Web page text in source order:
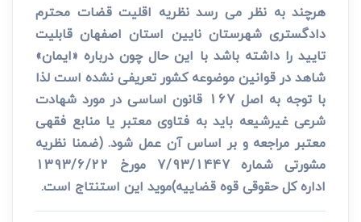
هرچند به نظر می رسد نظریه اقلیت قضات محترم
دادگستری شهرستان نایین استان اصفهان قابلیت
تایید را داشته باشد با این حال چون درباره «ایمان»
شاهد در قوانین موضوعه کشور تعریفی نشده است لذا
با توجه به اصل 167 قانون اساسی در مورد شهادت
شرعی غیرشیعه باید به فتاوی معتبر یا منابع فقهی
معتبر مراجعه و بر اساس آن عمل شود. (ضمنا نظریه
مشورتی شماره 7/93/1447 مورخ 1393/6/22
اداره کل حقوقی قوه قضاییه)موید این استنتاج است.